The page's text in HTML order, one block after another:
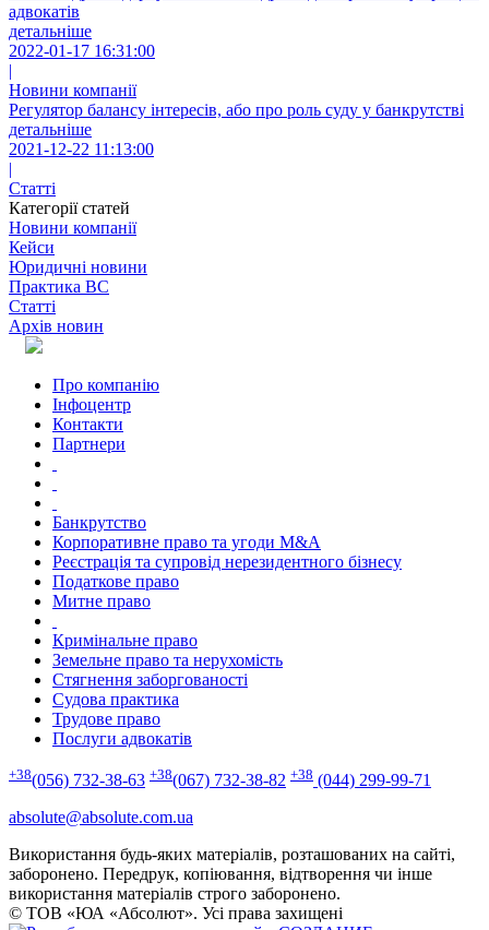
адвокатів
детальніше
2022-01-17 16:31:00
|
Новини компанії
Регулятор балансу інтересів, або про роль суду у банкрутстві
детальніше
2021-12-22 11:13:00
|
Статті
Категорії статей
Новини компанії
Кейси
Юридичні новини
Практика ВС
Статті
Архів новин
Про компанію
Інфоцентр
Контакти
Партнери
Банкрутство
Корпоративне право та угоди M&A
Реєстрація та супровід нерезидентного бізнесу
Податкове право
Митне право
Кримінальне право
Земельне право та нерухомість
Стягнення заборгованості
Судова практика
Трудове право
Послуги адвокатів
+38(056) 732-38-63 +38(067) 732-38-82 +38 (044) 299-99-71
absolute@absolute.com.ua
Використання будь-яких матеріалів, розташованих на сайті,
заборонено. Передрук, копіювання, відтворення чи інше
використання матеріалів строго заборонено.
© ТОВ «ЮА «Абсолют». Усі права захищені